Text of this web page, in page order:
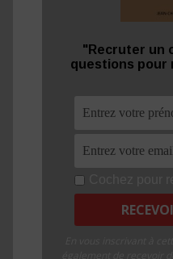
"Recruter un
questions pour